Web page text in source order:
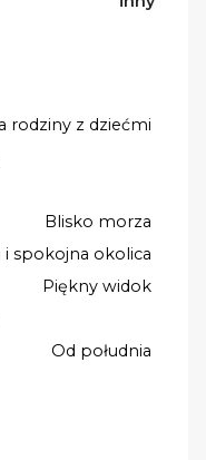
rodziny z dziećmi
Blisko morza
i spokojna okolica
Piękny widok
Od południa